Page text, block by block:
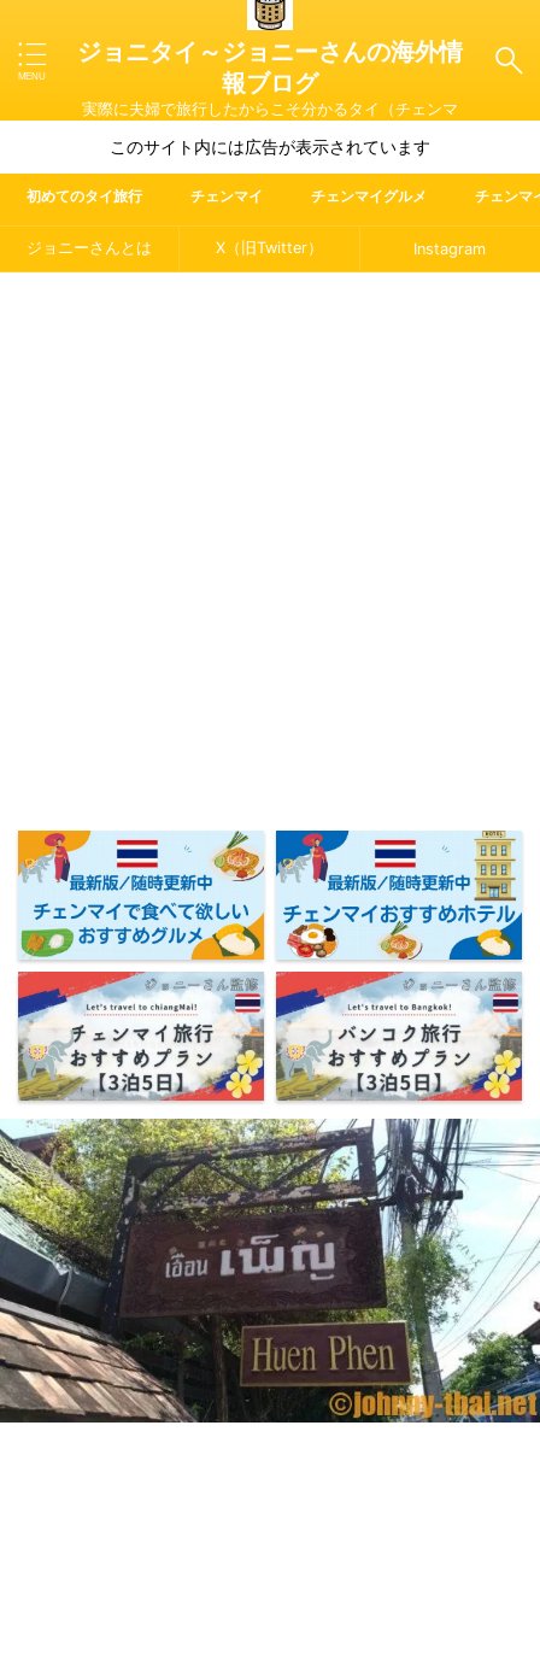
ジョニタイ～ジョニーさんの海外情
報ブログ
実際に夫婦で旅行したからこそ分かるタイ（チェンマ
イ）やマレーシア・ラオス・イタリアの魅力を紹介
このサイト内には広告が表示されています
初めてのタイ旅行 チェンマイ チェンマイグルメ チェンマ
ジョニーさんとは X（旧Twitter） Instagram